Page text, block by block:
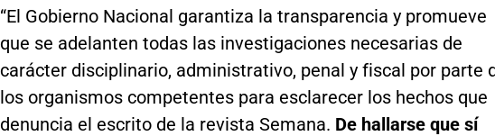
“El Gobierno Nacional garantiza la transparencia y promueve
que se adelanten todas las investigaciones necesarias de
carácter disciplinario, administrativo, penal y fiscal por parte
los organismos competentes para esclarecer los hechos que
denuncia el escrito de la revista Semana. De hallarse que sí